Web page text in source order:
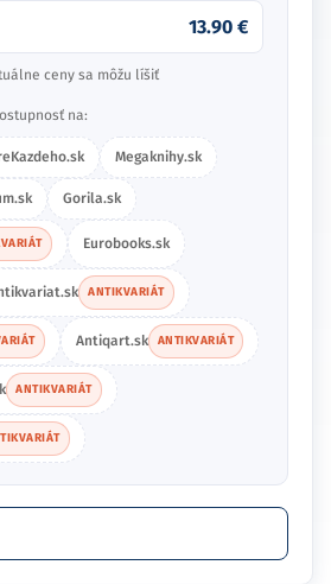
13.90 €
ceny sa môžu líšiť
na:
Megaknihy.sk
Gorila.sk
Eurobooks.sk
ANTIKVARIÁT
Antiqart.sk ANTIKVARIÁT
ANTIKVARIÁT